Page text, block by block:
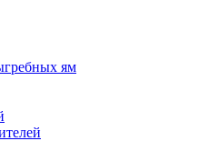
ям